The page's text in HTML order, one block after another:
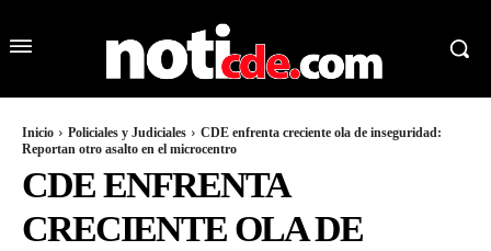
Inicio Policiales y Judiciales
CDE enfrenta creciente ola de inseguridad:
Reportan otro asalto en el microcentro
CDE ENFRENTA
CRECIENTE OLA DE